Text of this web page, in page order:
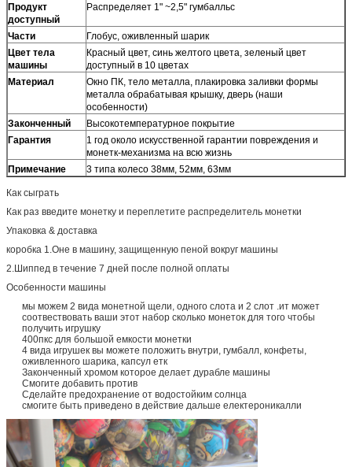
Продукт
доступный
Распределяет 1" ~2,5" гумбалльс
Части
Глобус, оживленный шарик
Цвет тела
машины
Красный цвет, синь желтого цвета, зеленый цвет
доступный в 10 цветах
Материал
Окно ПК, тело металла, плакировка заливки формы
металла обрабатывая крышку, дверь (наши
особенности)
Законченный
Высокотемпературное покрытие
Гарантия
1 год около искусственной гарантии повреждения и
монетк-механизма на всю жизнь
Примечание
3 типа колесо 38мм, 52мм, 63мм
Как сыграть
Как раз введите монетку и переплетите распределитель монетки
Упаковка & доставка
коробка 1.Оне в машину, защищенную пеной вокруг машины
2.Шиппед в течение 7 дней после полной оплаты
Особенности машины
мы можем 2 вида монетной щели, одного слота и 2 слот .ит может
соотвествовать ваши этот набор сколько монеток для того чтобы
получить игрушку
400пкс для большой емкости монетки
4 вида игрушек вы можете положить внутри, гумбалл, конфеты,
оживленного шарика, капсул етк
Законченный хромом которое делает дурабле машины
Смогите добавить против
Сделайте предохранение от водостойким солнца
смогите быть приведено в действие дальше електероникалли